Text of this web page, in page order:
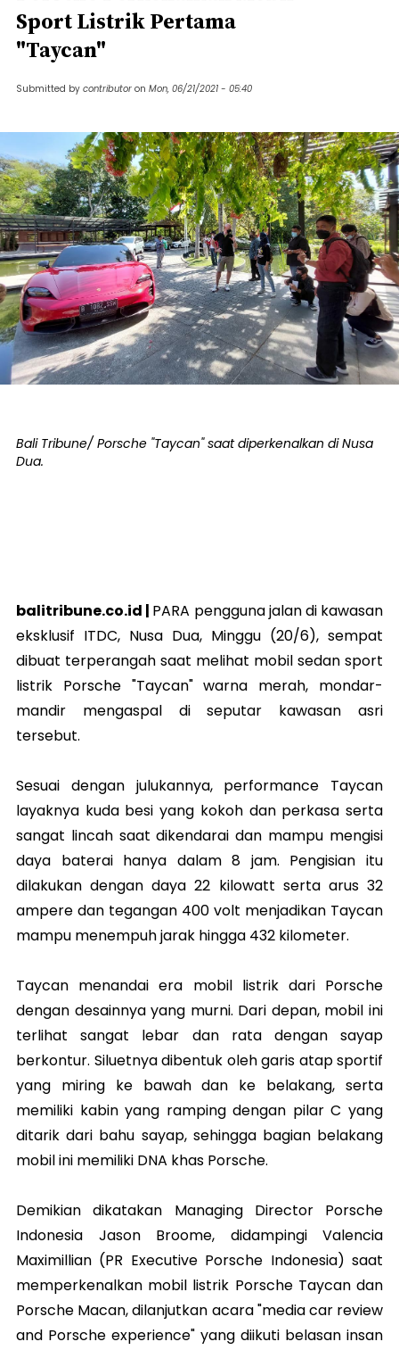
Sport Listrik Pertama
"Taycan"
Submitted by contributor on Mon, 06/21/2021 - 05:40
Bali Tribune/ Porsche "Taycan" saat diperkenalkan di Nusa
Dua.
balitribune.co.id | PARA pengguna jalan di kawasan
eksklusif ITDC, Nusa Dua, Minggu (20/6), sempat
dibuat terperangah saat melihat mobil sedan sport
listrik Porsche "Taycan" warna merah, mondar-
mandir mengaspal di seputar kawasan asri
tersebut.
Sesuai dengan julukannya, performance Taycan
layaknya kuda besi yang kokoh dan perkasa serta
sangat lincah saat dikendarai dan mampu mengisi
daya baterai hanya dalam 8 jam. Pengisian itu
dilakukan dengan daya 22 kilowatt serta arus 32
ampere dan tegangan 400 volt menjadikan Taycan
mampu menempuh jarak hingga 432 kilometer.
Taycan menandai era mobil listrik dari Porsche
dengan desainnya yang murni. Dari depan, mobil ini
terlihat sangat lebar dan rata dengan sayap
berkontur. Siluetnya dibentuk oleh garis atap sportif
yang miring ke bawah dan ke belakang, serta
memiliki kabin yang ramping dengan pilar C yang
ditarik dari bahu sayap, sehingga bagian belakang
mobil ini memiliki DNA khas Porsche.
Demikian dikatakan Managing Director Porsche
Indonesia Jason Broome, didampingi Valencia
Maximillian (PR Executive Porsche Indonesia) saat
memperkenalkan mobil listrik Porsche Taycan dan
Porsche Macan, dilanjutkan acara "media car review
and Porsche experience" yang diikuti belasan insan